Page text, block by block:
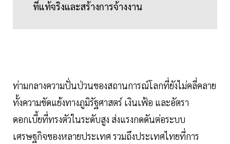
ที่แท้จริงและสร้างการจ้างงาน
ท่ามกลางความปั่นป่วนของสถานการณ์โลกที่ยังไม่คลี่คลาย
ทั้งความขัดแย้งทางภูมิรัฐศาสตร์ เงินเฟ้อ และอัตรา
ดอกเบี้ยที่ทรงตัวในระดับสูง ส่งแรงกดดันต่อระบบ
เศรษฐกิจของหลายประเทศ รวมถึงประเทศไทยที่การ